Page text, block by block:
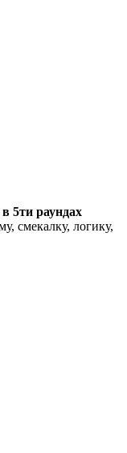
в 5ти раундах
смекалку, логику,